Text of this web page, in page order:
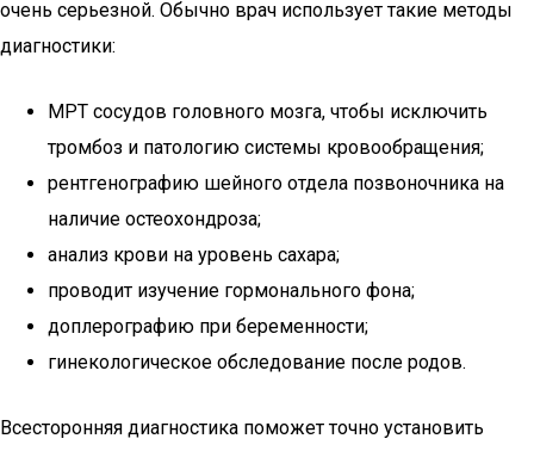
очень серьезной. Обычно врач использует такие методы
диагностики:
МРТ сосудов головного мозга, чтобы исключить
тромбоз и патологию системы кровообращения;
рентгенографию шейного отдела позвоночника на
наличие остеохондроза;
анализ крови на уровень сахара;
проводит изучение гормонального фона;
доплерографию при беременности;
гинекологическое обследование после родов.
Всесторонняя диагностика поможет точно установить